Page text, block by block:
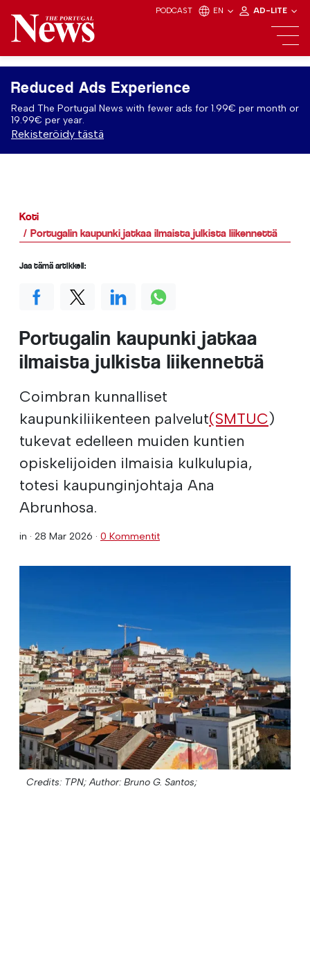
PODCAST EN AD-LITE
Reduced Ads Experience
Read The Portugal News with fewer ads for 1.99€ per month or
19.99€ per year.
Rekisteröidy tästä
Koti
Portugalin kaupunki jatkaa ilmaista julkista liikennettä
Portugalin kaupunki jatkaa
ilmaista julkista liikennettä
Coimbran kunnalliset
kaupunkiliikenteen palvelut(SMTUC)
tukevat edelleen muiden kuntien
opiskelijoiden ilmaisia kulkulupia,
totesi kaupunginjohtaja Ana
Abrunhosa.
in · 28 Mar 2026 · 0 Kommentit
Credits: TPN; Author: Bruno G. Santos;
Jaa tämä artikkeli: